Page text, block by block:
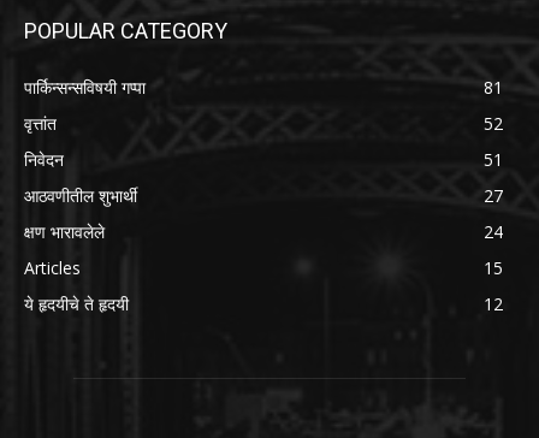
POPULAR CATEGORY
पार्किन्सन्सविषयी गप्पा
81
वृत्तांत
52
निवेदन
51
आठवणीतील शुभार्थी
27
क्षण भारावलेले
24
Articles
15
ये हृदयीचे ते हृदयी
12